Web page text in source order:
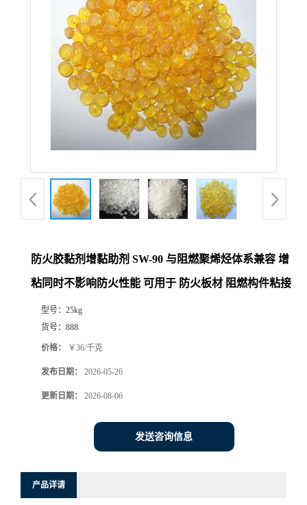
防火胶黏剂增黏助剂 SW-90 与阻燃聚烯烃体系兼容 增
粘同时不影响防火性能 可用于 防火板材 阻燃构件粘接
型号： 25kg
货号： 888
价格： ￥36/千克
发布日期： 2026-05-26
更新日期： 2026-08-06
发送咨询信息
产品详请